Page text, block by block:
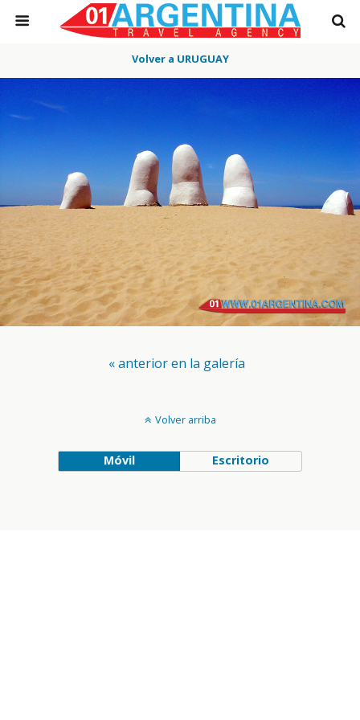
Volver a URUGUAY
« anterior en la galería
Volver arriba
Móvil Escritorio